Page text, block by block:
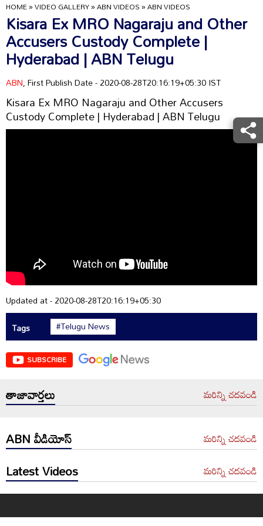
HOME»VIDEO GALLERY»ABN VIDEOS»ABN VIDEOS
Kisara Ex MRO Nagaraju and Other
Accusers Custody Complete |
Hyderabad | ABN Telugu
ABN, First Publish Date - 2020-08-28T20:16:19+05:30 IST
Kisara Ex MRO Nagaraju and Other Accusers
Custody Complete | Hyderabad | ABN Telugu
Updated at - 2020-08-28T20:16:19+05:30
Tags
#Telugu News
SUBSCRIBE
తాజావార్తలు మరిన్ని చదవండి
ABN వీడియోస్ మరిన్ని చదవండి
Latest Videos మరిన్ని చదవండి